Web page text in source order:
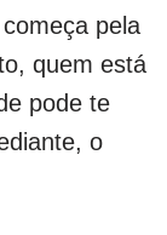
pela
quem está
pode te
o